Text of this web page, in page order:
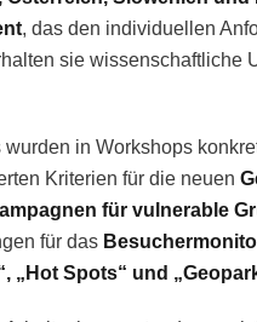
, das den individuellen
sie wissenschaftliche
in Workshops
Kriterien für die neuen
für vulnerable
für das
„Hot Spots“ und